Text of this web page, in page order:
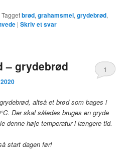
Taggetbrød,grahamsmel,grydebrød,
|Skriv et svar
– grydebrød 1
altså et brød som bages i
Der skal således bruges en gryde
denne høje temperatur i længere tid.
start dagen før!